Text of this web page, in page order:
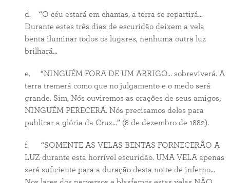
d. “O céu estará em chamas, a terra se repartirá...
Durante estes três dias de escuridão deixem a vela
benta iluminar todos os lugares, nenhuma outra luz
brilhará...
e. “NINGUÉM FORA DE UM ABRIGO... sobreviverá. A
terra tremerá como que no julgamento e o medo será
grande. Sim, Nós ouviremos as orações de seus amigos;
NINGUÉM PERECERÁ. Nós precisamos deles para
publicar a glória da Cruz...” (8 de dezembro de 1882).
f. “SOMENTE AS VELAS BENTAS FORNECERÃO A
LUZ durante esta horrível escuridão. UMA VELA apenas
será suficiente para a duração desta noite de inferno...